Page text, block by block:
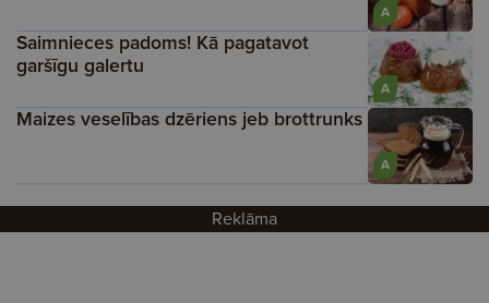
A
A
Saimnieces padoms! Kā pagatavot
garšīgu galertu
A
Maizes veselības dzēriens jeb brottrunks
Reklāma